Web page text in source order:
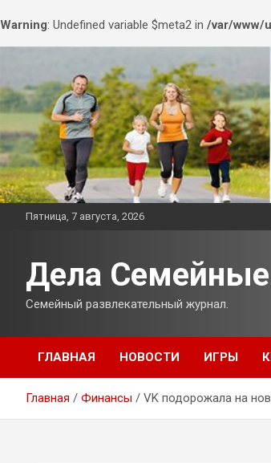
Warning: Undefined variable $meta2 in /var/www/
содержимому
Пятница, 7 августа, 2026
Дела
Семейный развлекательный журнал.
ГЛАВНАЯ НОВОСТИ ИГРЫ
Главная Финансы VK подорожала на